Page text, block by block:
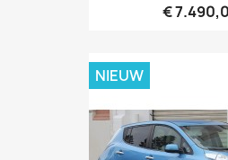
€
NIEUW